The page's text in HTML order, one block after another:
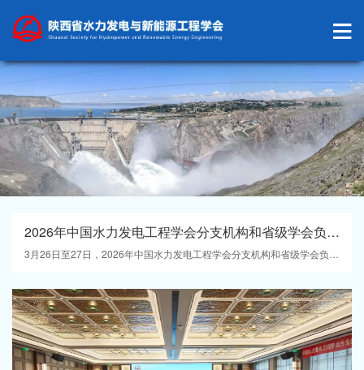
2026年中国水力发电工程学会分支机构和省级学会负责人工作会议在杭州召开 我学会获多项表彰